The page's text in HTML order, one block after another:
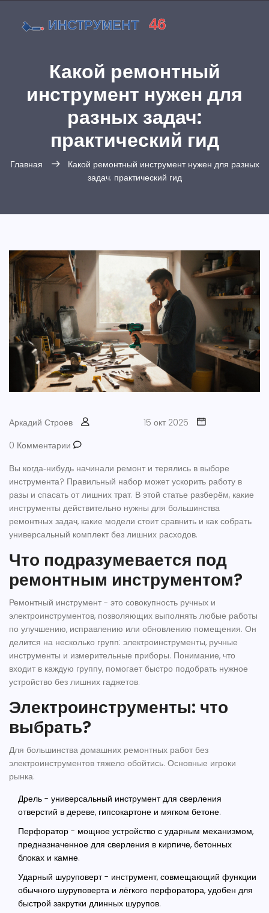
Какой ремонтный
инструмент нужен для
разных задач:
практический гид
Главная
Какой ремонтный инструмент нужен для разных
задач: практический гид
Аркадий Строев
15 окт 2025
0 Комментарии
Вы когда‑нибудь начинали ремонт и терялись в выборе
инструмента? Правильный набор может ускорить работу в
разы и спасать от лишних трат. В этой статье разберём, какие
инструменты действительно нужны для большинства
ремонтных задач, какие модели стоит сравнить и как собрать
универсальный комплект без лишних расходов.
Что подразумевается под
ремонтным инструментом?
Ремонтный инструмент - это совокупность ручных и
электроинструментов, позволяющих выполнять любые работы
по улучшению, исправлению или обновлению помещения. Он
делится на несколько групп: электроинструменты, ручные
инструменты и измерительные приборы. Понимание, что
входит в каждую группу, помогает быстро подобрать нужное
устройство без лишних гаджетов.
Электроинструменты: что
выбрать?
Для большинства домашних ремонтных работ без
электроинструментов тяжело обойтись. Основные игроки
рынка:
Дрель - универсальный инструмент для сверления
отверстий в дереве, гипсокартоне и мягком бетоне.
Перфоратор - мощное устройство с ударным механизмом,
предназначенное для сверления в кирпиче, бетонных
блоках и камне.
Ударный шуруповерт- инструмент, совмещающий функции
обычного шуруповерта и лёгкого перфоратора, удобен для
быстрой закрутки длинных шурупов.